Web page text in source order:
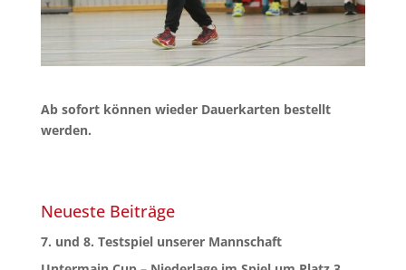
Ab sofort können wieder Dauerkarten bestellt
werden.
Neueste Beiträge
7. und 8. Testspiel unserer Mannschaft